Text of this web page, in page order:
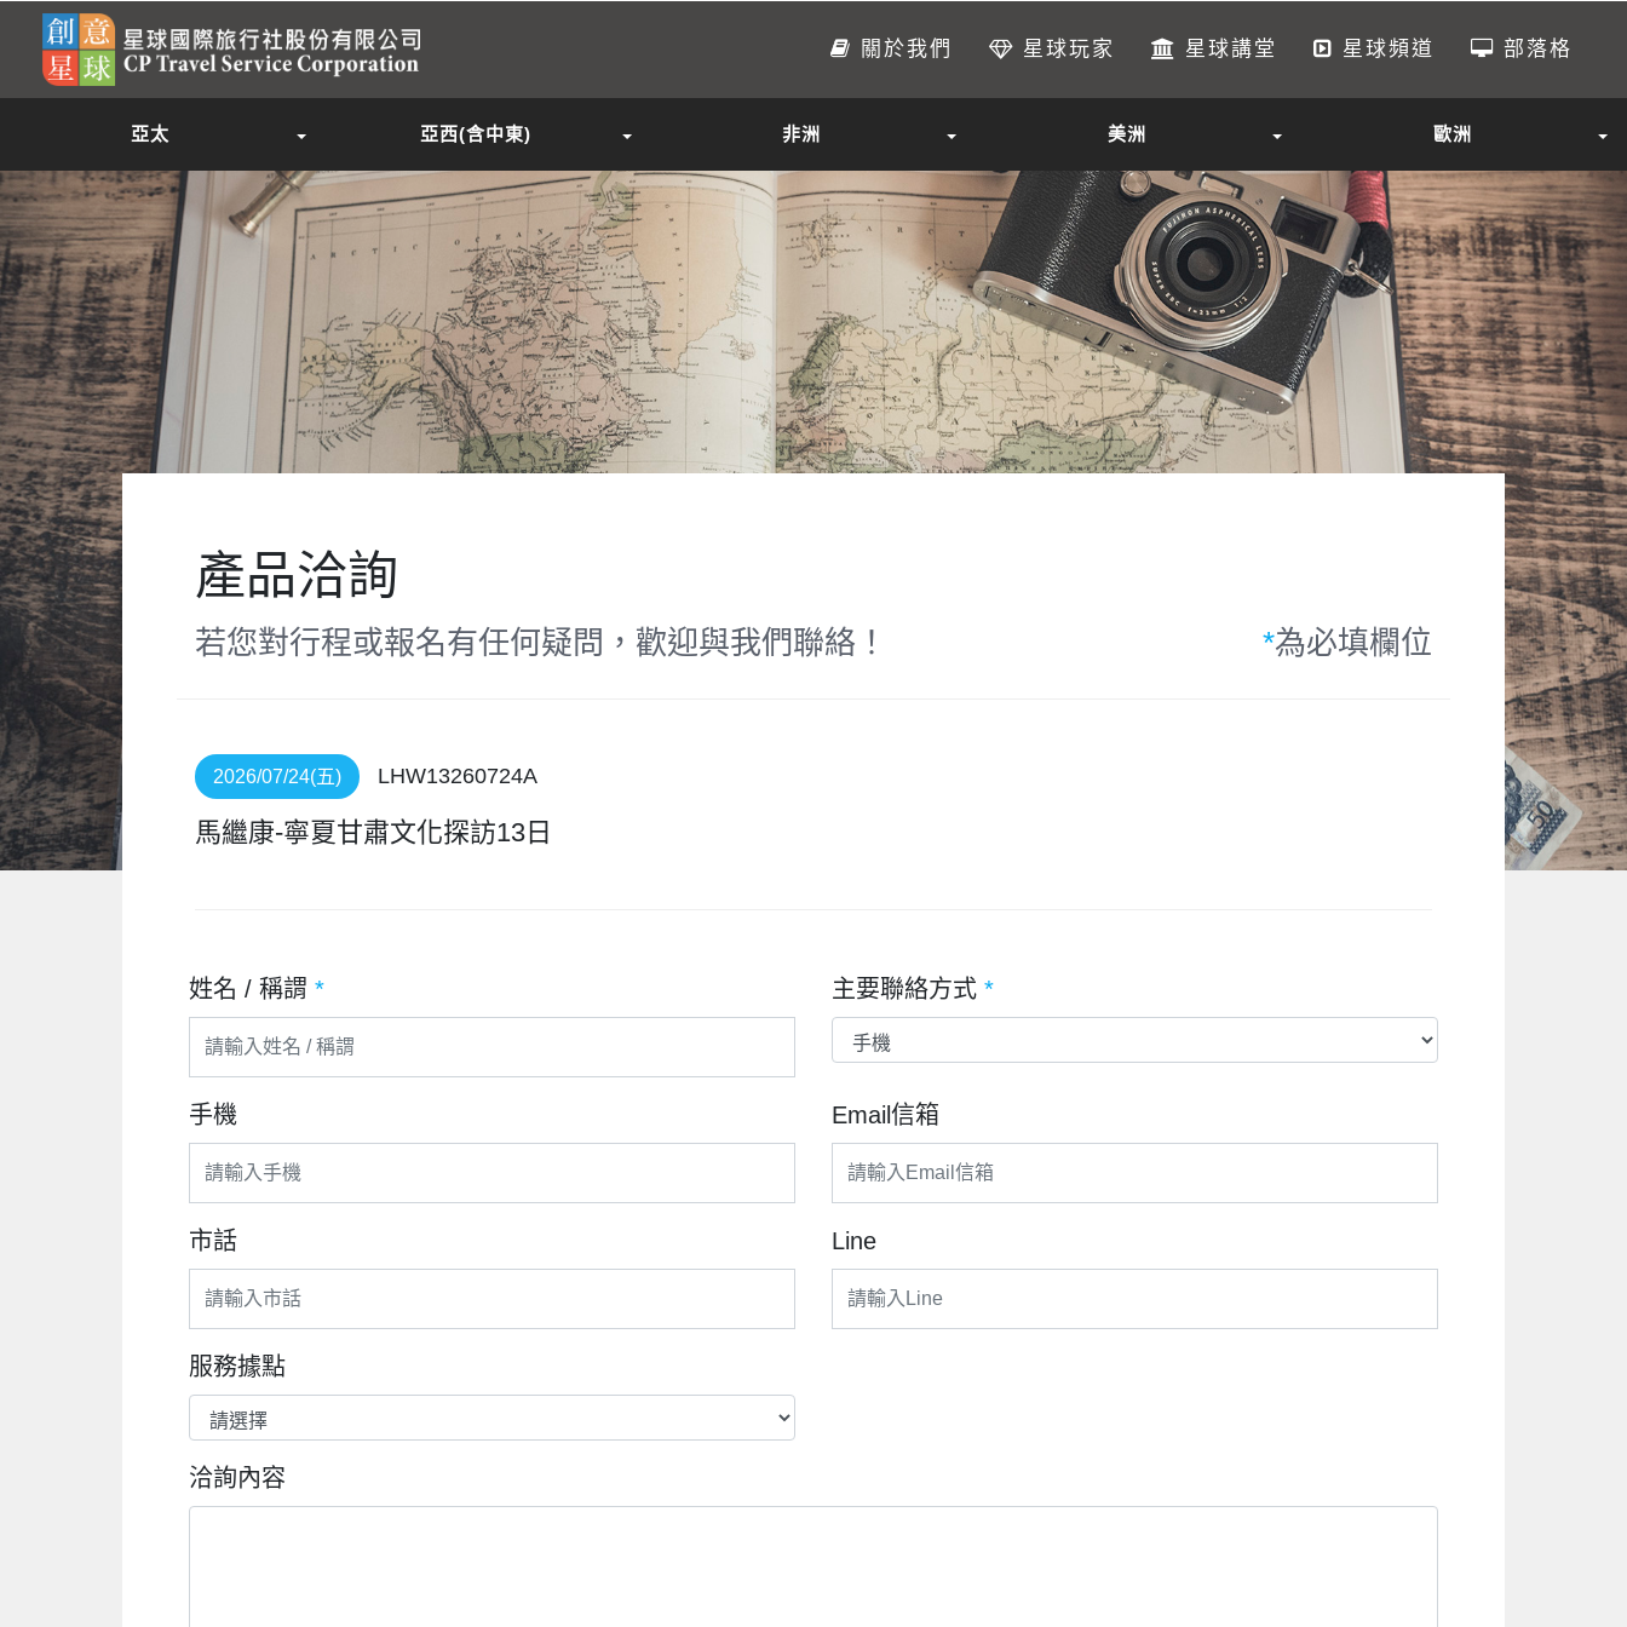
關於我們 星球玩家 星球講堂 星球頻道 部落格
亞太 亞西(含中東) 非洲 美洲 歐洲
產品洽詢
若您對行程或報名有任何疑問，歡迎與我們聯絡！ *為必填欄位
2026/07/24(五) LHW13260724A
馬繼康-寧夏甘肅文化探訪13日
姓名 / 稱謂 * 主要聯絡方式 *
手機 Email信箱
市話 Line
服務據點
洽詢內容